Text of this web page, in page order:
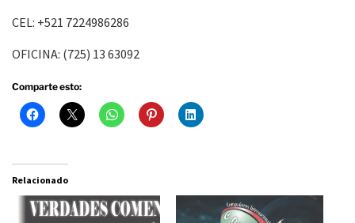
CEL: +521 7224986286
OFICINA: (725) 13 63092
Comparte esto:
Relacionado